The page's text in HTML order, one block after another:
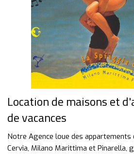
Location de maisons et
de vacances
Notre Agence loue des appartements
Cervia, Milano Marittima et Pinarella,